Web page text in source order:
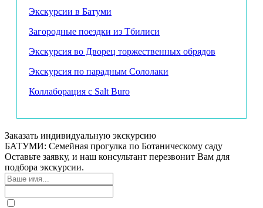
Экскурсии в Батуми
Загородные поездки из Тбилиси
Экскурсия во Дворец торжественных обрядов
Экскурсия по парадным Сололаки
Коллаборация с Salt Buro
Заказать индивидуальную экскурсию
БАТУМИ: Семейная прогулка по Ботаническому саду
Оставьте заявку, и наш консультант перезвонит Вам для
подбора экскурсии.